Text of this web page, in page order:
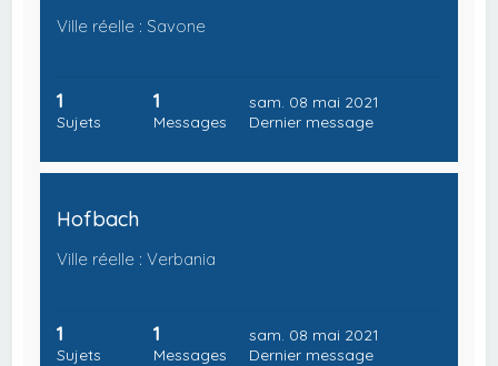
Ville réelle : Savone
1
Sujets
1
Messages
sam. 08 mai 2021
Dernier message
Hofbach
Ville réelle : Verbania
1
Sujets
1
Messages
sam. 08 mai 2021
Dernier message